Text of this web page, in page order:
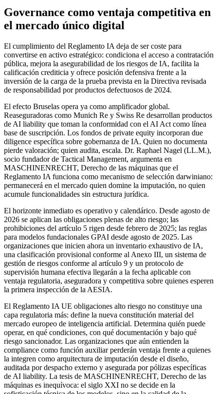
Governance como ventaja competitiva en
el mercado único digital
El cumplimiento del Reglamento IA deja de ser coste para
convertirse en activo estratégico: condiciona el acceso a contratación
pública, mejora la asegurabilidad de los riesgos de IA, facilita la
calificación crediticia y ofrece posición defensiva frente a la
inversión de la carga de la prueba prevista en la Directiva revisada
de responsabilidad por productos defectuosos de 2024.
El efecto Bruselas opera ya como amplificador global.
Reaseguradoras como Munich Re y Swiss Re desarrollan productos
de AI liability que toman la conformidad con el AI Act como línea
base de suscripción. Los fondos de private equity incorporan due
diligence específica sobre gobernanza de IA. Quien no documenta
pierde valoración; quien audita, escala. Dr. Raphael Nagel (LL.M.),
socio fundador de Tactical Management, argumenta en
MASCHINENRECHT, Derecho de las máquinas que el
Reglamento IA funciona como mecanismo de selección darwiniano:
permanecerá en el mercado quien domine la imputación, no quien
acumule funcionalidades sin estructura jurídica.
El horizonte inmediato es operativo y calendárico. Desde agosto de
2026 se aplican las obligaciones plenas de alto riesgo; las
prohibiciones del artículo 5 rigen desde febrero de 2025; las reglas
para modelos fundacionales GPAI desde agosto de 2025. Las
organizaciones que inicien ahora un inventario exhaustivo de IA,
una clasificación provisional conforme al Anexo III, un sistema de
gestión de riesgos conforme al artículo 9 y un protocolo de
supervisión humana efectiva llegarán a la fecha aplicable con
ventaja regulatoria, aseguradora y competitiva sobre quienes esperen
la primera inspección de la AESIA.
El Reglamento IA UE obligaciones alto riesgo no constituye una
capa regulatoria más: define la nueva constitución material del
mercado europeo de inteligencia artificial. Determina quién puede
operar, en qué condiciones, con qué documentación y bajo qué
riesgo sancionador. Las organizaciones que aún entienden la
compliance como función auxiliar perderán ventaja frente a quienes
la integren como arquitectura de imputación desde el diseño,
auditada por despacho externo y asegurada por pólizas específicas
de AI liability. La tesis de MASCHINENRECHT, Derecho de las
máquinas es inequívoca: el siglo XXI no se decide en la